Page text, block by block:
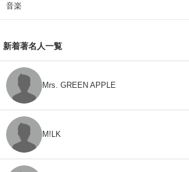
音楽
新着著名人一覧
Mrs. GREEN APPLE
M!LK